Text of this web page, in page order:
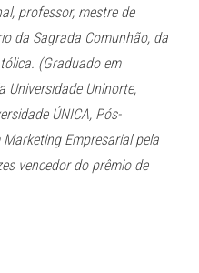
professor, mestre de
da Sagrada Comunhão, da
(Graduado em
Universidade Uninorte,
ÚNICA, Pós-
Empresarial pela
vencedor do prêmio de